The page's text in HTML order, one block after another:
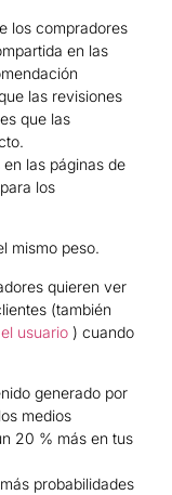
los compradores
en las
las revisiones
que las
las páginas de
los
mismo peso.
quieren ver
(también
usuario ) cuando
generado por
medios
20 % más en tus
probabilidades